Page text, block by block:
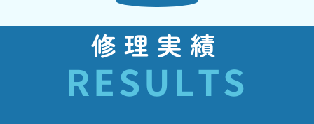
修理実績
RESULTS